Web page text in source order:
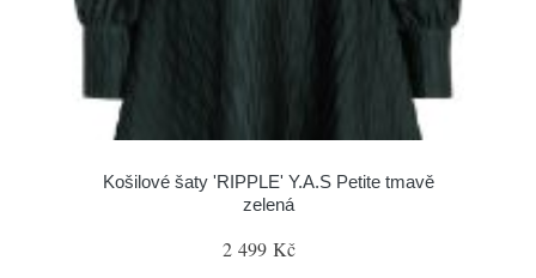
Košilové šaty 'RIPPLE' Y.A.S Petite tmavě
zelená
2 499 Kč